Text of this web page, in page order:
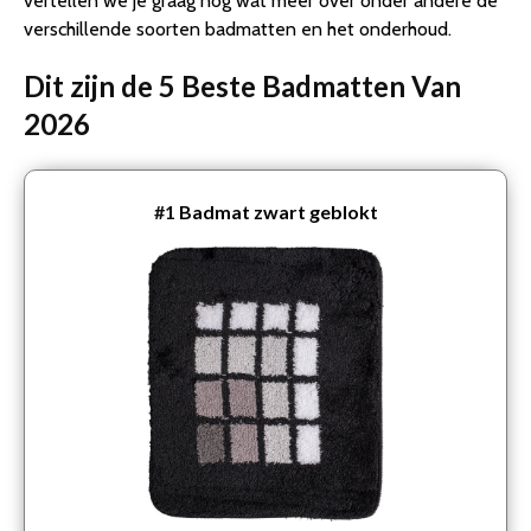
verschillende soorten badmatten en het onderhoud.
Dit zijn de 5 Beste Badmatten Van
2026
#1 Badmat zwart geblokt